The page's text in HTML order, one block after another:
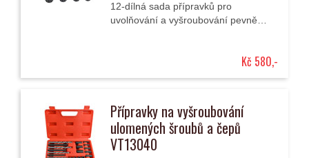
12-dílná sada přípravků pro
uvolňování a vyšroubování pevně
Kč 580,-
Přípravky na vyšroubování
ulomených šroubů a čepů
VT13040